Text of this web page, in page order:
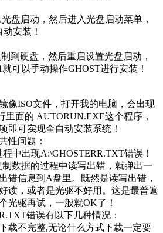
盘启动，然后进入光盘启动菜单，
动安装！
到硬盘，然后重启设置光盘启动，
可以手动操作GHOST进行安装！
像ISO文件，打开我的电脑，会出现
面的 AUTORUN.EXE这个程序，
即可实现全自动安装系统！
性问题：
中出现A:\GHOSTERR.TXT错误！
数据的过程中读写出错，就弹出一
错信息到A盘里。既然是读写出错，
读，或者是光驱不好用。这是最普遍
光驱再试，一般就OK了！
错误有以下几种情况：
载不完整,无论什么方式下载一定要